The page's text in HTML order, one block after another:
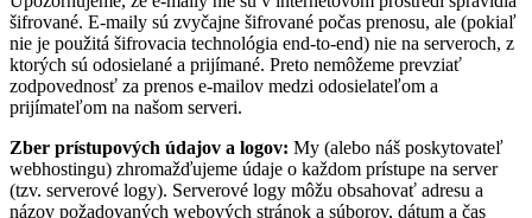
šifrované. E-maily sú zvyčajne šifrované počas prenosu, ale (pokiaľ
nie je použitá šifrovacia technológia end-to-end) nie na serveroch, z
ktorých sú odosielané a prijímané. Preto nemôžeme prevziať
zodpovednosť za prenos e-mailov medzi odosielateľom a
prijímateľom na našom serveri.
Zber prístupových údajov a logov: My (alebo náš poskytovateľ
webhostingu) zhromažďujeme údaje o každom prístupe na server
(tzv. serverové logy). Serverové logy môžu obsahovať adresu a
názov požadovaných webových stránok a súborov, dátum a čas